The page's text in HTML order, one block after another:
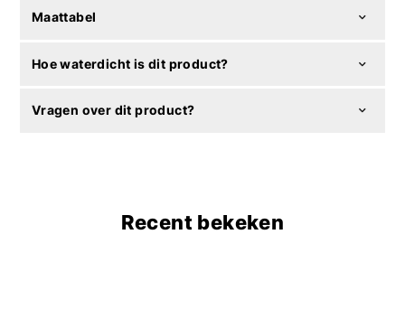
Maattabel
Hoe waterdicht is dit product?
Vragen over dit product?
Recent bekeken